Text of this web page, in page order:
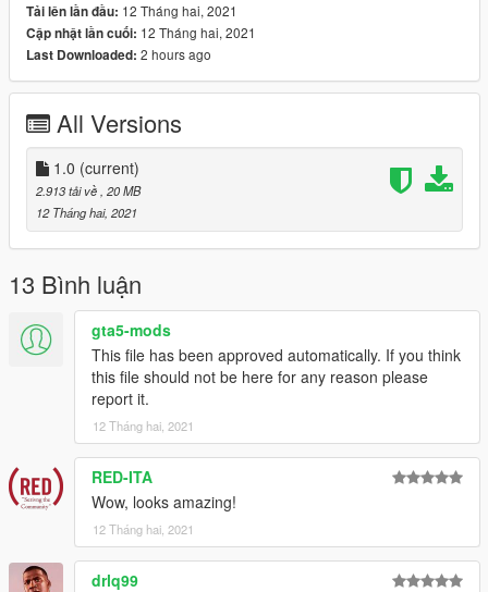
Tải lên lần đầu: 12 Tháng hai, 2021
Cập nhật lần cuối: 12 Tháng hai, 2021
Last Downloaded: 2 hours ago
All Versions
1.0 (current)
2.913 tải về, 20 MB
12 Tháng hai, 2021
13 Bình luận
gta5-mods
This file has been approved automatically. If you think
this file should not be here for any reason please
report it.
12 Tháng hai, 2021
RED-ITA
Wow, looks amazing!
12 Tháng hai, 2021
drlq99